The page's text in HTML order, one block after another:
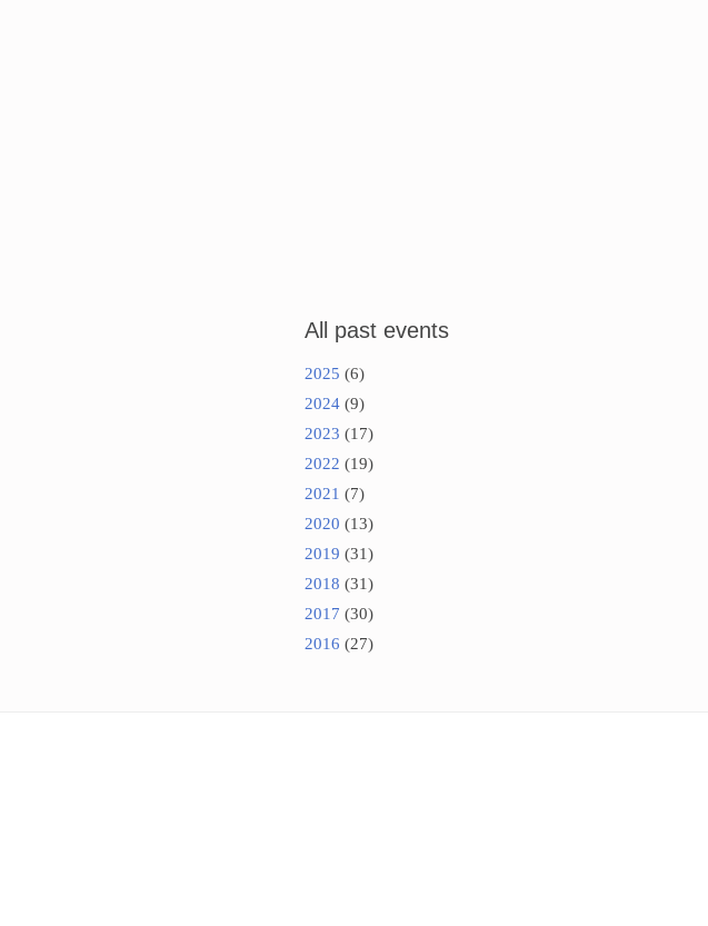
All past events
2025 (6)
2024(9)
2023 (17)
2022 (19)
2021 (7)
2020 (13)
2019 (31)
2018 (31)
2017 (30)
2016 (27)